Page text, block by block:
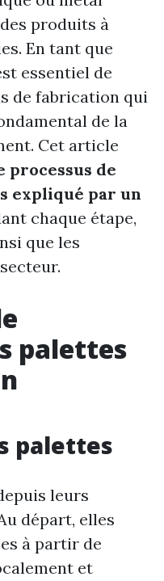
produits à
En tant que
essentiel de
de fabrication qui
de la
Cet article
processus de
expliqué par un
chaque étape,
que les
palettes
palettes
leurs
départ, elles
à partir de
et